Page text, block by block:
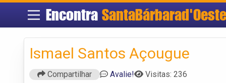
Encontra SantaBárbarad'Oeste
Ismael Santos Açougue
Compartilhar Avalie! Visitas: 236